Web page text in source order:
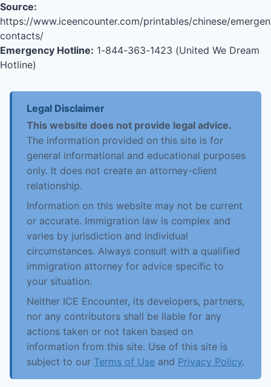
Source:
https://www.iceencounter.com/printables/chinese/
contacts/
Emergency Hotline: 1-844-363-1423 (United We Dream
Hotline)
Legal Disclaimer
This website does not provide legal advice.
The information provided on this site is for
general informational and educational purposes
only. It does not create an attorney-client
relationship.
Information on this website may not be current
or accurate. Immigration law is complex and
varies by jurisdiction and individual
circumstances. Always consult with a qualified
immigration attorney for advice specific to
your situation.
Neither ICE Encounter, its developers, partners,
nor any contributors shall be liable for any
actions taken or not taken based on
information from this site. Use of this site is
subject to our Terms of Use and Privacy Policy.